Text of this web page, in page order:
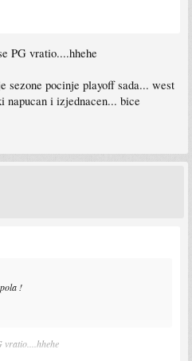
PG vratio....hhehe
sezone pocinje playoff sada... west
napucan i izjednacen... bice
!
vratio....hhehe